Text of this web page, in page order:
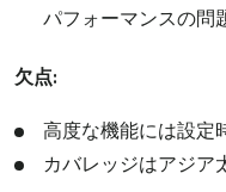
パフォーマンスの問
欠点:
高度な機能には設定
カバレッジはアジア